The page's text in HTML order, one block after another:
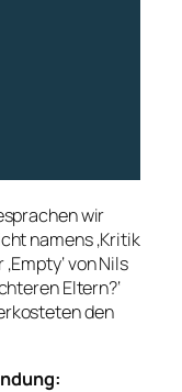
wir
namens ‚Kritik
von Nils
Eltern?‘
den